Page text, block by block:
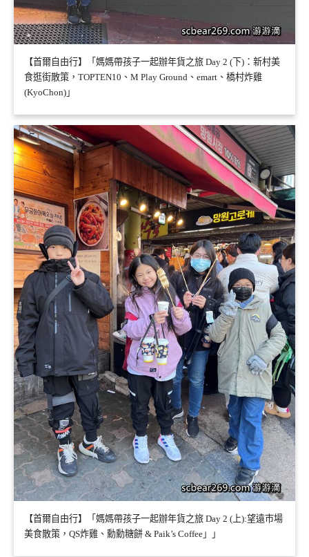
【首爾自由行】「媽媽帶孩子一起辦年貨之旅 Day 2 (下)：新村美
食逛街散策，TOPTEN10、M Play Ground、emart、橋村炸雞
(KyoChon)」
【首爾自由行】「媽媽帶孩子一起辦年貨之旅 Day 2 (上):望遠市場
美食散策，QS炸雞、勳勳糖餅 & Paik’s Coffee」」